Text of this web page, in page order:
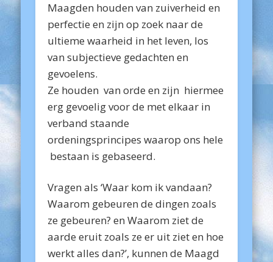
Maagden houden van zuiverheid en
perfectie en zijn op zoek naar de
ultieme waarheid in het leven, los
van subjectieve gedachten en
gevoelens.
Ze houden van orde en zijn hiermee
erg gevoelig voor de met elkaar in
verband staande
ordeningsprincipes waarop ons hele
bestaan is gebaseerd.
Vragen als ‘Waar kom ik vandaan?
Waarom gebeuren de dingen zoals
ze gebeuren? en Waarom ziet de
aarde eruit zoals ze er uit ziet en hoe
werkt alles dan?’, kunnen de Maagd